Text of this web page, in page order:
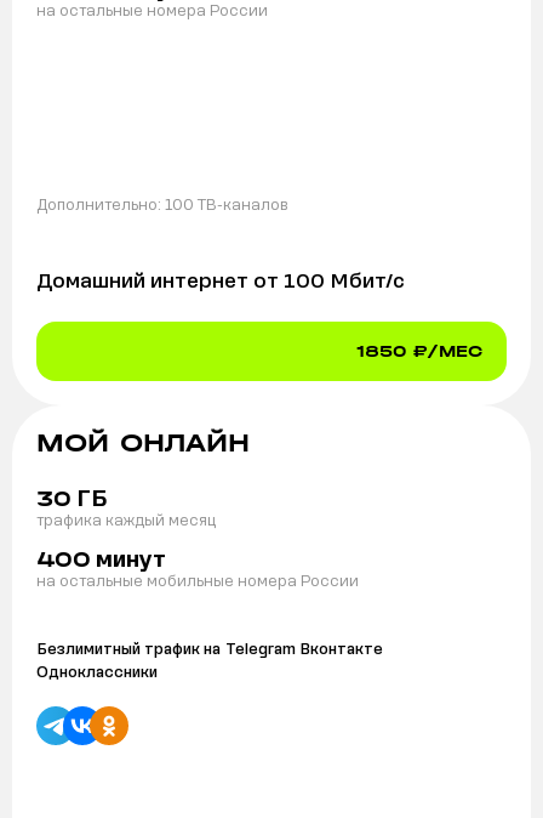
на остальные номера России
Дополнительно: 100 ТВ-каналов
Домашний интернет от 100 Мбит/с
1850 ₽/МЕС
МОЙ ОНЛАЙН
30 ГБ
трафика каждый месяц
400 минут
на остальные мобильные номера России
Безлимитный трафик на Telegram Вконтакте
Одноклассники